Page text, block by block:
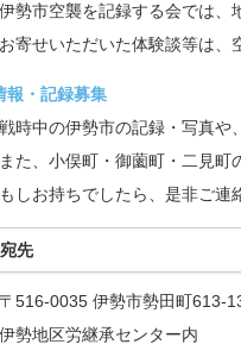
伊勢市空襲を記録する会では、
お寄せいただいた体験談等は、
報・記録募集
戦時中の伊勢市の記録・写真や
また、小俣町・御薗町・二見町
もしお持ちでしたら、是非ご連
宛先
〒516-0035 伊勢市勢田町613-
伊勢地区労継承センター内